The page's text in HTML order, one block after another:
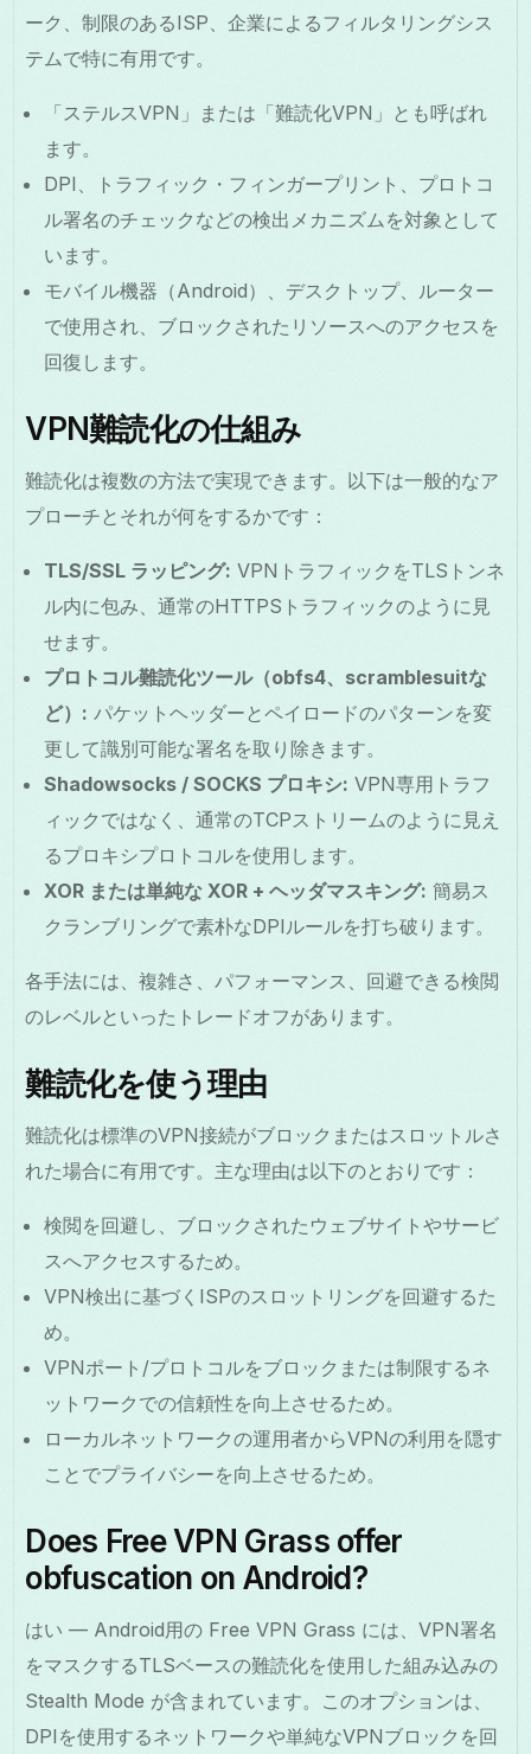
ーク、制限のあるISP、企業によるフィルタリングシス
テムで特に有用です。
「ステルスVPN」または「難読化VPN」とも呼ばれ
ます。
DPI、トラフィック・フィンガープリント、プロトコ
ル署名のチェックなどの検出メカニズムを対象として
います。
モバイル機器（Android）、デスクトップ、ルーター
で使用され、ブロックされたリソースへのアクセスを
回復します。
VPN難読化の仕組み
難読化は複数の方法で実現できます。以下は一般的なア
プローチとそれが何をするかです：
TLS/SSL ラッピング: VPNトラフィックをTLSトンネ
ル内に包み、通常のHTTPSトラフィックのように見
せます。
プロトコル難読化ツール（obfs4、scramblesuitな
ど）: パケットヘッダーとペイロードのパターンを変
更して識別可能な署名を取り除きます。
Shadowsocks / SOCKS プロキシ: VPN専用トラフ
ィックではなく、通常のTCPストリームのように見え
るプロキシプロトコルを使用します。
XOR または単純な XOR + ヘッダマスキング: 簡易ス
クランブリングで素朴なDPIルールを打ち破ります。
各手法には、複雑さ、パフォーマンス、回避できる検閲
のレベルといったトレードオフがあります。
難読化を使う理由
難読化は標準のVPN接続がブロックまたはスロットルさ
れた場合に有用です。主な理由は以下のとおりです：
検閲を回避し、ブロックされたウェブサイトやサービ
スへアクセスするため。
VPN検出に基づくISPのスロットリングを回避するた
め。
VPNポート/プロトコルをブロックまたは制限するネ
ットワークでの信頼性を向上させるため。
ローカルネットワークの運用者からVPNの利用を隠す
ことでプライバシーを向上させるため。
Does Free VPN Grass offer
obfuscation on Android?
はい — Android用の Free VPN Grass には、VPN署名
をマスクするTLSベースの難読化を使用した組み込みの
Stealth Mode が含まれています。このオプションは、
DPIを使用するネットワークや単純なVPNブロックを回